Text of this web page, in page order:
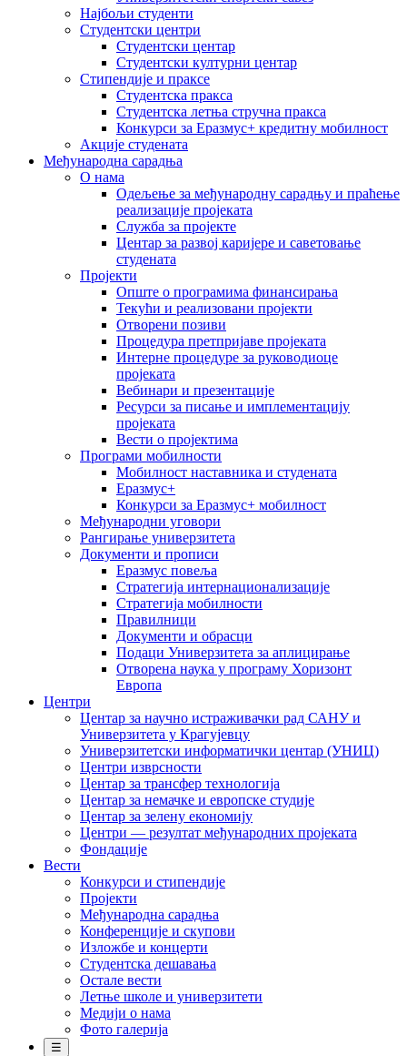
Најбољи студенти
Студентски центри
Студентски центар
Студентски културни центар
Стипендије и праксе
Студентска пракса
Студентска летња стручна пракса
Конкурси за Еразмус+ кредитну мобилност
Акције студената
Међународна сарадња
О нама
Одељење за међународну сарадњу и праћење
реализације пројеката
Служба за пројекте
Центар за развој каријере и саветовање
студената
Пројекти
Опште о програмима финансирања
Текући и реализовани пројекти
Отворени позиви
Процедура претпријаве пројеката
Интерне процедуре за руководиоце
пројеката
Вебинари и презентације
Ресурси за писање и имплементацију
пројеката
Вести о пројектима
Програми мобилности
Мобилност наставника и студената
Еразмус+
Конкурси за Еразмус+ мобилност
Међународни уговори
Рангирање универзитета
Документи и прописи
Еразмус повеља
Стратегија интернационализације
Стратегија мобилности
Правилници
Документи и обрасци
Подаци Универзитета за аплицирање
Отворена наука у програму Хоризонт
Европа
Центри
Центар за научно истраживачки рад САНУ и
Универзитета у Крагујевцу
Универзитетски информатички центар (УНИЦ)
Центри изврсности
Центар за трансфер технологија
Центар за немачке и европске студије
Центар за зелену економију
Центри — резултат међународних пројеката
Фондације
Вести
Конкурси и стипендије
Пројекти
Међународна сарадња
Конференције и скупови
Изложбе и концерти
Студентска дешавања
Остале вести
Летње школе и универзитети
Медији о нама
Фото галерија
☰